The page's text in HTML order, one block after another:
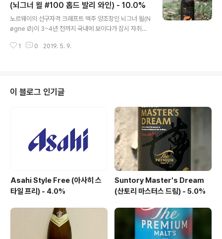
사례입니다. - 블로그에 리뷰된 뇌그너 욀(Nøgne Ø) 양
조장의 맥주들 - Nøgne Ø India Saison (뇌그네 욀 인
디아 세종) - 7.5% - 2012.10.03 Nøgne Ø Global Pa
le Ale (뇌그네 욀 글로벌 페일 에일) - 4.5% - 2014.0
8...
(뇌그너 욀 #100 홉드 발리 와인) - 10.0%
노르웨이의 선구자격 크래프트 맥주 양조장인 뇌그너 욀(N
øgne Ø)이 3~4년 전까지 국내에 보이다가 잠시 자취를
운 양조장, 그리고 맥주입니다. 오늘 시음할 맥주 이름 앞에
양조장의 맥주들 - Nøgne Ø India Saison (뇌그네 욀
인디아 세종) - 7.5% - 2012.10.03 Nøgne Ø Global
Pale Ale (뇌그네 욀 글로벌 페일 에일) - 4.5% - 2014.
08.18 Nøgne Ø God Jul (뇌그네 욀 구 율) - 8.5% -
1 0 2019. 5. 9.
이 블로그 인기글
Asahi Style Free (아사히 스
타일 프리) - 4.0%
Suntory Master's Dream
(산토리 마스터스 드림) - 5.0%